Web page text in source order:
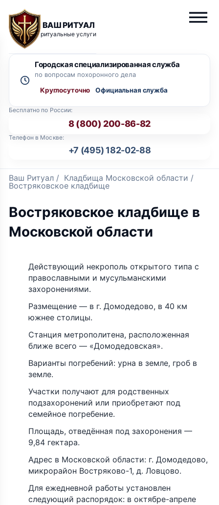
ВАШ РИТУАЛ
ритуальные услуги
Бесплатно по России:
8 (800) 200-86-82
Телефон в Москве:
+7 (495) 182-02-88
Городская специализированная служба
по вопросам похоронного дела
Круглосуточно
Ваш Ритуал / Кладбища Московской области /
Востряковское кладбище
Востряковское кладбище в
Московской области
Действующий некрополь открытого типа с
православными и мусульманскими
захоронениями.
Размещение — в г. Домодедово, в 40 км
южнее столицы.
Станция метрополитена, расположенная
ближе всего — «Домодедовская».
Варианты погребений: урна в земле, гроб в
земле.
Участки получают для родственных
подзахоронений или приобретают под
семейное погребение.
Площадь, отведённая под захоронения —
9,84 гектара.
Адрес в Московской области: г. Домодедово,
микрорайон Востряково-1, д. Ловцово.
Для ежедневной работы установлен
следующий распорядок: в октябре-апреле